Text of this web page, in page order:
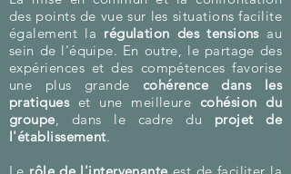
des points de vue sur les situations facilite
également la régulation des tensionsau
sein de l'équipe. En outre, le partage des
expériences et des compétences favorise
une plus grandecohérence dans les
pratiqueset une meilleure cohésion du
groupe, dans le cadre du projet de
l'établissement.